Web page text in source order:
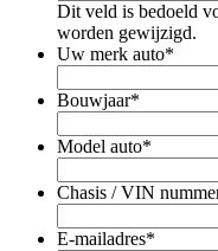
Dit veld is bedoeld
worden gewijzigd.
Uw merk auto*
Bouwjaar*
Model auto*
Chasis / VIN
E-mailadres*